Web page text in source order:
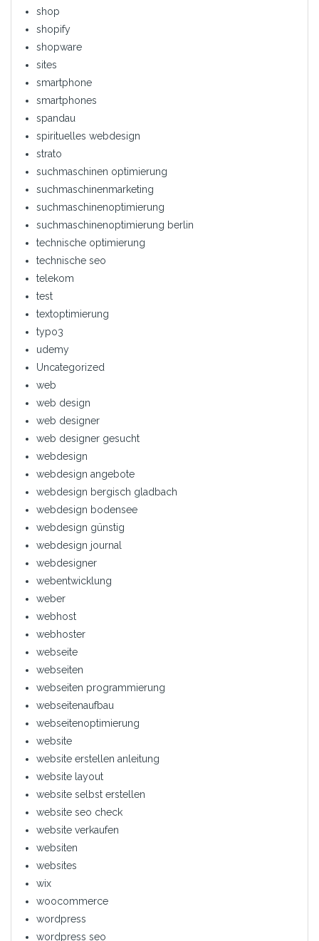
shop
shopify
shopware
sites
smartphone
smartphones
spandau
spirituelles webdesign
strato
suchmaschinen optimierung
suchmaschinenmarketing
suchmaschinenoptimierung
suchmaschinenoptimierung berlin
technische optimierung
technische seo
telekom
test
textoptimierung
typo3
udemy
Uncategorized
web
web design
web designer
web designer gesucht
webdesign
webdesign angebote
webdesign bergisch gladbach
webdesign bodensee
webdesign günstig
webdesign journal
webdesigner
webentwicklung
weber
webhost
webhoster
webseite
webseiten
webseiten programmierung
webseitenaufbau
webseitenoptimierung
website
website erstellen anleitung
website layout
website selbst erstellen
website seo check
website verkaufen
websiten
websites
wix
woocommerce
wordpress
wordpress seo